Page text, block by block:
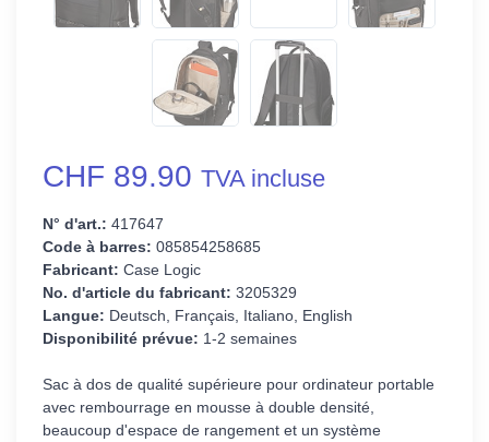
CHF 89.90 TVA incluse
N° d'art.: 417647
Code à barres: 085854258685
Fabricant: Case Logic
No. d'article du fabricant: 3205329
Langue: Deutsch, Français, Italiano, English
Disponibilité prévue: 1-2 semaines
Sac à dos de qualité supérieure pour ordinateur portable
avec rembourrage en mousse à double densité,
beaucoup d'espace de rangement et un système